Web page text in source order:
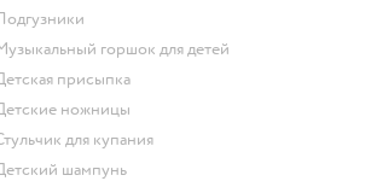
подгузники
музыкальный горшок для детей
детская присыпка
детские ножницы
стульчик для купания
детский шампунь